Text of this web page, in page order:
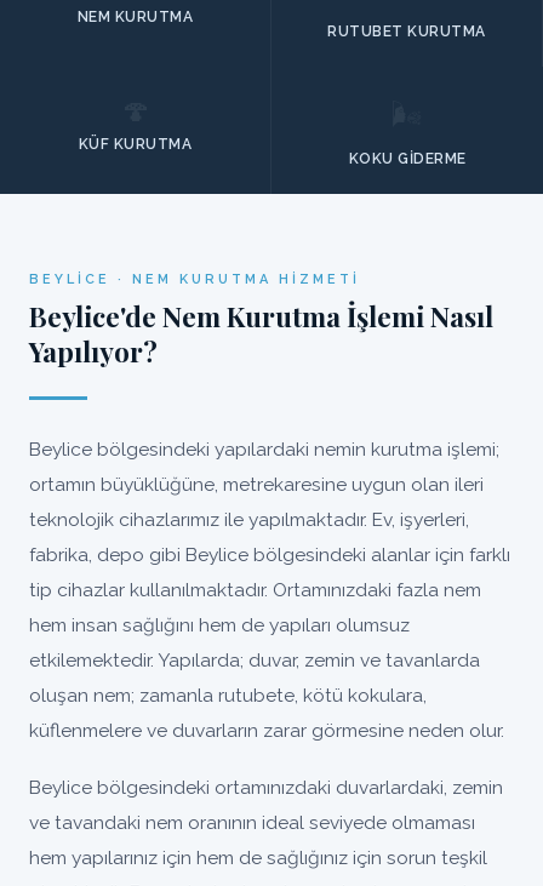
NEM KURUTMA
RUTUBET KURUTMA
KÜF KURUTMA
KOKU GIDERME
BEYLICE · NEM KURUTMA HIZMETI
Beylice'de Nem Kurutma İşlemi Nasıl
Yapılıyor?
Beylice bölgesindeki yapılardaki nemin kurutma işlemi;
ortamın büyüklüğüne, metrekaresine uygun olan ileri
teknolojik cihazlarımız ile yapılmaktadır. Ev, işyerleri,
fabrika, depo gibi Beylice bölgesindeki alanlar için farklı
tip cihazlar kullanılmaktadır. Ortamınızdaki fazla nem
hem insan sağlığını hem de yapıları olumsuz
etkilemektedir. Yapılarda; duvar, zemin ve tavanlarda
oluşan nem; zamanla rutubete, kötü kokulara,
küflenmelere ve duvarların zarar görmesine neden olur.
Beylice bölgesindeki ortamınızdaki duvarlardaki, zemin
ve tavandaki nem oranının ideal seviyede olmaması
hem yapılarınız için hem de sağlığınız için sorun teşkil